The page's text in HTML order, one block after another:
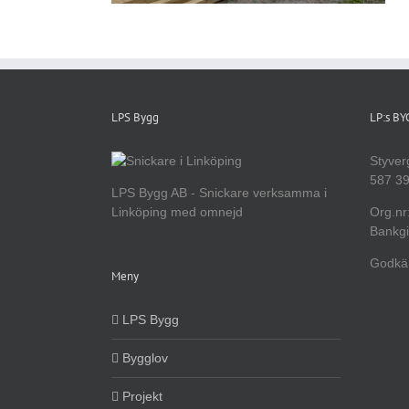
LPS Bygg
LPS Bygg AB - Snickare verksamma i
Linköping med omnejd
Meny
LPS Bygg
Bygglov
Projekt
LP:s
587